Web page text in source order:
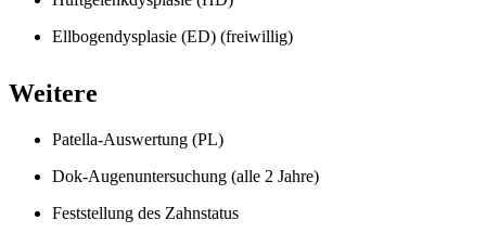
Ellbogendysplasie (ED) (freiwillig)
Weitere
Patella-Auswertung (PL)
Dok-Augenuntersuchung (alle 2 Jahre)
Feststellung des Zahnstatus